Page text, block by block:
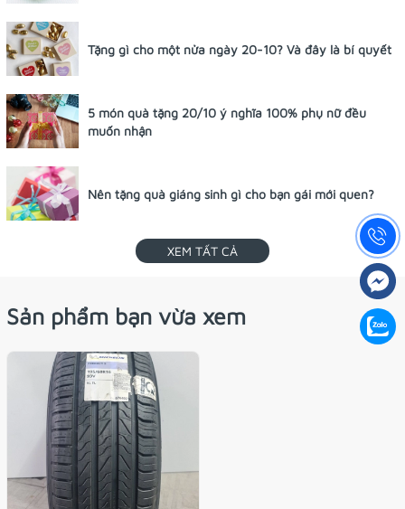
Tặng gì cho một nửa ngày 20-10? Và đây là bí quyết
5 món quà tặng 20/10 ý nghĩa 100% phụ nữ đều
muốn nhận
Nên tặng quà giáng sinh gì cho bạn gái mới quen?
XEM TẤT CẢ
Sản phẩm bạn vừa xem